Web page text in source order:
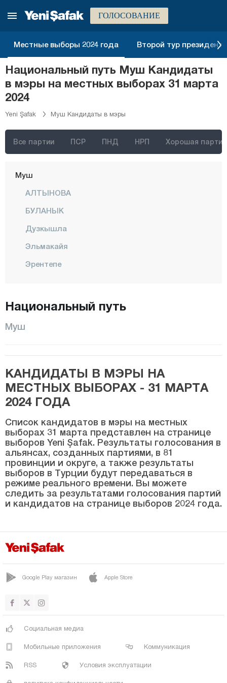
ГОЛОСОВАНИЕ
Местные выборы 2024 года Второй тур
Национальный путь Муш Кандидаты
в мэры на местных выборах 31 марта
2024
Yeni Şafak Муш Кандидаты в мэры
Все партии ПСР ПНД НРП Хорошая партия
Кыршехир
Конья
Малатья
Маниса
Мардин
Мугла
Муш
АЛТЫНОВА
БУЛАНЫК
Дузкышла
Эльмакайя
Эрентепе
Конукбеклер
КОРКУТ
МАЛАЗГИРТ
Центр
Рустемгедик
Сарыпынар
Серинова
Сунгу
ВАРТО
Яйгын
ЙЕШИЛОВА
Невшехир
Национальный путь
Муш
КАНДИДАТЫ В МЭРЫ НА
МЕСТНЫХ ВЫБОРАХ - 31 МАРТА
2024 ГОДА
Список кандидатов в мэры на местных
выборах 31 марта представлен на странице
выборов Yeni Şafak. Результаты голосования в
альянсах, созданных партиями, в 81
провинции и округе, а также результаты
выборов в Турции будут передаваться в
режиме реального времени. Вы можете
следить за результатами голосования партий
и кандидатов на странице выборов 2024 года.
Google Play магазин Apple Store
Социальная медиа
Мобильные приложения Коммуникация
RSS Условия эксплуатации